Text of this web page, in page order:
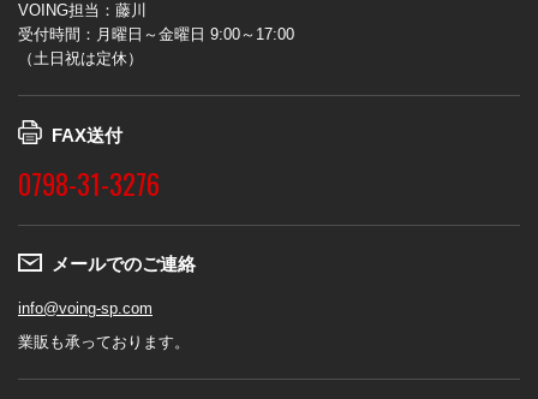
VOING担当：藤川
受付時間：月曜日～金曜日 9:00～17:00
（土日祝は定休）
FAX送付
0798-31-3276
メールでのご連絡
info@voing-sp.com
業販も承っております。